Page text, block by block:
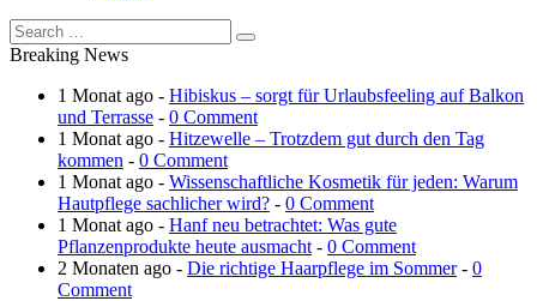
Breaking News
1 Monat ago - Hibiskus – sorgt für Urlaubsfeeling auf Balkon
und Terrasse - 0 Comment
1 Monat ago - Hitzewelle – Trotzdem gut durch den Tag
kommen - 0 Comment
1 Monat ago - Wissenschaftliche Kosmetik für jeden: Warum
Hautpflege sachlicher wird? - 0 Comment
1 Monat ago - Hanf neu betrachtet: Was gute
Pflanzenprodukte heute ausmacht - 0 Comment
2 Monaten ago - Die richtige Haarpflege im Sommer- 0
Comment